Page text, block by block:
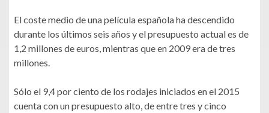
El coste medio de una película española ha descendido
durante los últimos seis años y el presupuesto actual es de
1,2 millones de euros, mientras que en 2009 era de tres
millones.
Sólo el 9,4 por ciento de los rodajes iniciados en el 2015
cuenta con un presupuesto alto, de entre tres y cinco